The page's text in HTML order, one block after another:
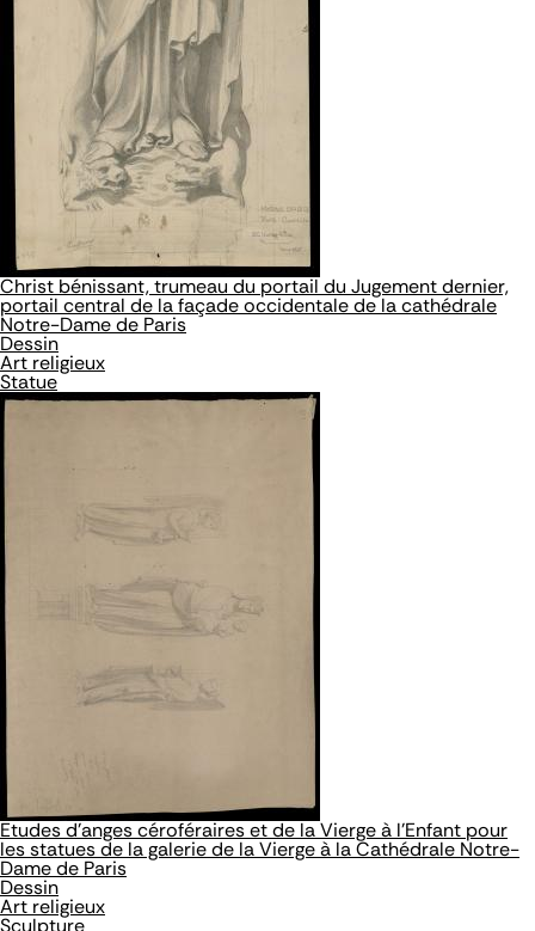
Christ bénissant, trumeau du portail du Jugement dernier,
portail central de la façade occidentale de la cathédrale
Notre-Dame de Paris
Dessin
Art religieux
Statue
Etudes d'anges céroféraires et de la Vierge à l'Enfant pour
les statues de la galerie de la Vierge à la Cathédrale Notre-
Dame de Paris
Dessin
Art religieux
Sculpture